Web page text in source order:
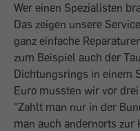
Wer einen Spezialisten
Das zeigen unsere
ganz ein­fache
zum Beispiel auch der
Dichtungsrings in einem
Euro mussten wir vor
"Zahlt man nur in der
man auch andernorts zur